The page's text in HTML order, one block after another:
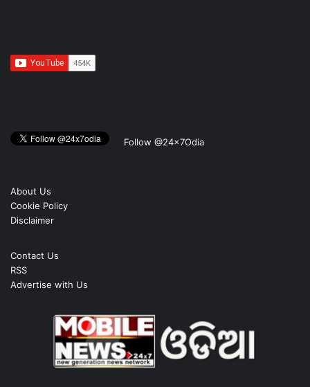
Follow @24x7Odia
About Us
Cookie Policy
Disclaimer
Contact Us
RSS
Advertise with Us